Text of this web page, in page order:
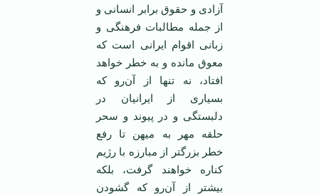
آزادی و حقوق برابر انسانی و
از جمله مطالبات فرهنگی و
زبانی اقوام ايرانی است که
معوق مانده و به خطر خواهد
افتاد، نه تنها از آن‌رو که
بسياری از ايرانيان در
دلبستگی و در پيوند و سحر
حلقه مهر به ميهن تا رفع
خطر بزرگتر از مبارزه با رژيم
کناره خواهند گرفت، بلکه
بيشتر از آن‌رو که گشودن